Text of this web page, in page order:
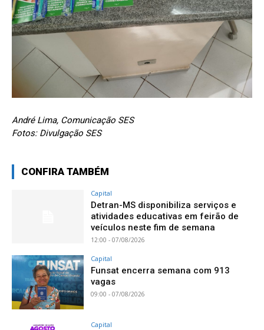
André Lima, Comunicação SES
Fotos: Divulgação SES
CONFIRA TAMBÉM
Capital
Detran-MS disponibiliza serviços e
atividades educativas em feirão de
veículos neste fim de semana
12:00 - 07/08/2026
Capital
Funsat encerra semana com 913
vagas
09:00 - 07/08/2026
Capital